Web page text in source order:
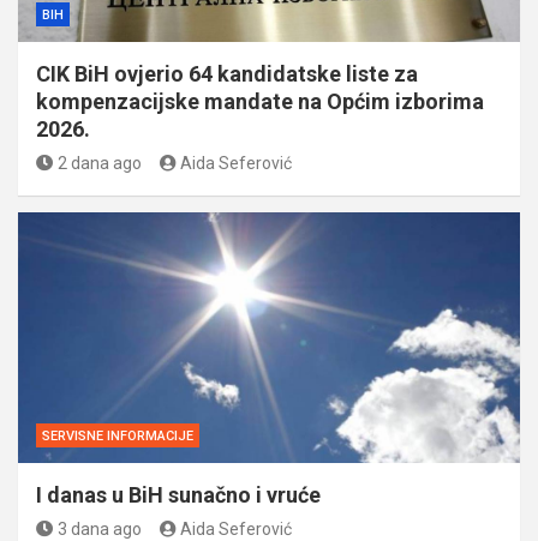
BIH
CIK BiH ovjerio 64 kandidatske liste za
kompenzacijske mandate na Općim izborima
2026.
2 dana ago Aida Seferović
SERVISNE INFORMACIJE
I danas u BiH sunačno i vruće
3 dana ago Aida Seferović